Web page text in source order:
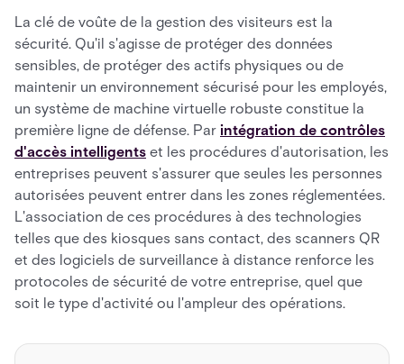
La clé de voûte de la gestion des visiteurs est la
sécurité. Qu'il s'agisse de protéger des données
sensibles, de protéger des actifs physiques ou de
maintenir un environnement sécurisé pour les employés,
un système de machine virtuelle robuste constitue la
première ligne de défense. Par intégration de contrôles
d'accès intelligents et les procédures d'autorisation, les
entreprises peuvent s'assurer que seules les personnes
autorisées peuvent entrer dans les zones réglementées.
L'association de ces procédures à des technologies
telles que des kiosques sans contact, des scanners QR
et des logiciels de surveillance à distance renforce les
protocoles de sécurité de votre entreprise, quel que
soit le type d'activité ou l'ampleur des opérations.